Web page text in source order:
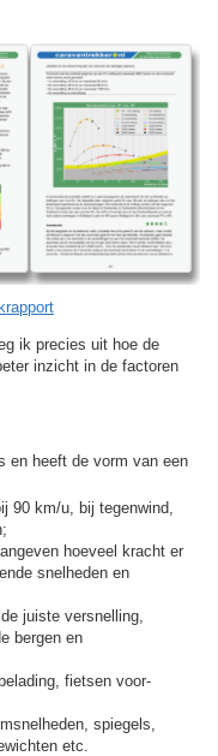
ik precies uit hoe de
inzicht in de factoren
en heeft de vorm van een
90 km/u, bij tegenwind,
hoeveel kracht er
snelheden en
juiste versnelling,
bergen en
fietsen voor-
spiegels,
etc.